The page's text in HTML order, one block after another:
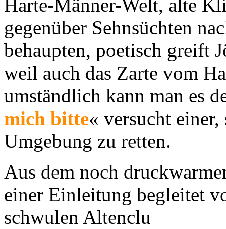
Harte-Männer-Welt, alte
gegenüber Sehnsüchten
behaupten, poetisch greift
weil auch das Zarte vom
umständlich kann man es
mich bitte« versucht
Umgebung zu retten.
Aus dem noch
einer Einleitung begleitet
schwulen Altenclu